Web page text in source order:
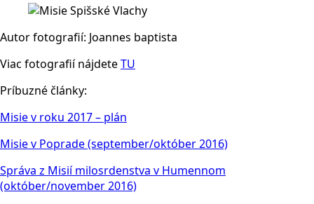
Autor fotografií: Joannes baptista
Viac fotografií nájdeteTU
Príbuzné články:
Misie v roku 2017 – plán
Misie v Poprade (september/október 2016)
Správa z Misií milosrdenstva v Humennom
(október/november 2016)